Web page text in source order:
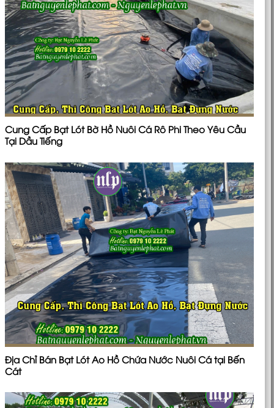
Cung Cấp Bạt Lót Bờ Hồ Nuôi Cá Rô Phi Theo Yêu Cầu
Tại Dầu Tiếng
Địa Chỉ Bán Bạt Lót Ao Hồ Chứa Nước Nuôi Cá tại Bến
Cát